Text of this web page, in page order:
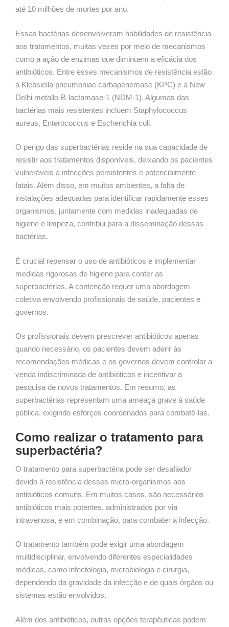
até 10 milhões de mortes por ano.
Essas bactérias desenvolveram habilidades de resistência
aos tratamentos, muitas vezes por meio de mecanismos
como a ação de enzimas que diminuem a eficácia dos
antibióticos. Entre esses mecanismos de resistência estão
a Klebsiella pneumoniae carbapenemase (KPC) e a New
Delhi metallo-B-lactamase-1 (NDM-1). Algumas das
bactérias mais resistentes incluem Staphylococcus
aureus, Enterococcus e Escherichia coli.
O perigo das superbactérias reside na sua capacidade de
resistir aos tratamentos disponíveis, deixando os pacientes
vulneráveis a infecções persistentes e potencialmente
fatais. Além disso, em muitos ambientes, a falta de
instalações adequadas para identificar rapidamente esses
organismos, juntamente com medidas inadequadas de
higiene e limpeza, contribui para a disseminação dessas
bactérias.
É crucial repensar o uso de antibióticos e implementar
medidas rigorosas de higiene para conter as
superbactérias. A contenção requer uma abordagem
coletiva envolvendo profissionais de saúde, pacientes e
governos.
Os profissionais devem prescrever antibióticos apenas
quando necessário, os pacientes devem aderir às
recomendações médicas e os governos devem controlar a
venda indiscriminada de antibióticos e incentivar a
pesquisa de novos tratamentos. Em resumo, as
superbactérias representam uma ameaça grave à saúde
pública, exigindo esforços coordenados para combatê-las.
Como realizar o tratamento para
superbactéria?
O tratamento para superbactéria pode ser desafiador
devido à resistência desses micro-organismos aos
antibióticos comuns. Em muitos casos, são necessários
antibióticos mais potentes, administrados por via
intravenosa, e em combinação, para combater a infecção.
O tratamento também pode exigir uma abordagem
multidisciplinar, envolvendo diferentes especialidades
médicas, como infectologia, microbiologia e cirurgia,
dependendo da gravidade da infecção e de quais órgãos ou
sistemas estão envolvidos.
Além dos antibióticos, outras opções terapêuticas podem